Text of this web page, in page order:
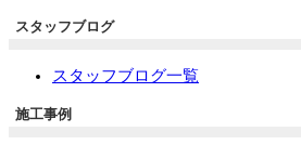
スタッフブログ
スタッフブログ一覧
施工事例